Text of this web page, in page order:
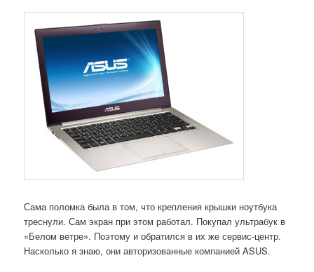
Сама поломка была в том, что крепления крышки ноутбука
треснули. Сам экран при этом работал. Покупал ультрабук в
«Белом ветре». Поэтому и обратился в их же сервис-центр.
Насколько я знаю, они авторизованные компанией ASUS.